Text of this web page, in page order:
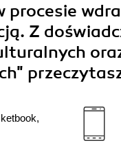
procesie
Z